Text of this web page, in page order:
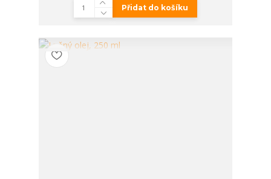
Přidat do košíku